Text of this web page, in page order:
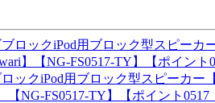
ックiPod用ブロック型スピーカー
NG-FS0517-TY】【ポイント